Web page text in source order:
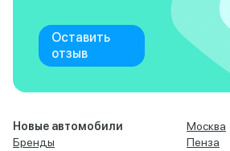
Оставить
отзыв
Новые автомобили
Бренды
Москва
Пенза